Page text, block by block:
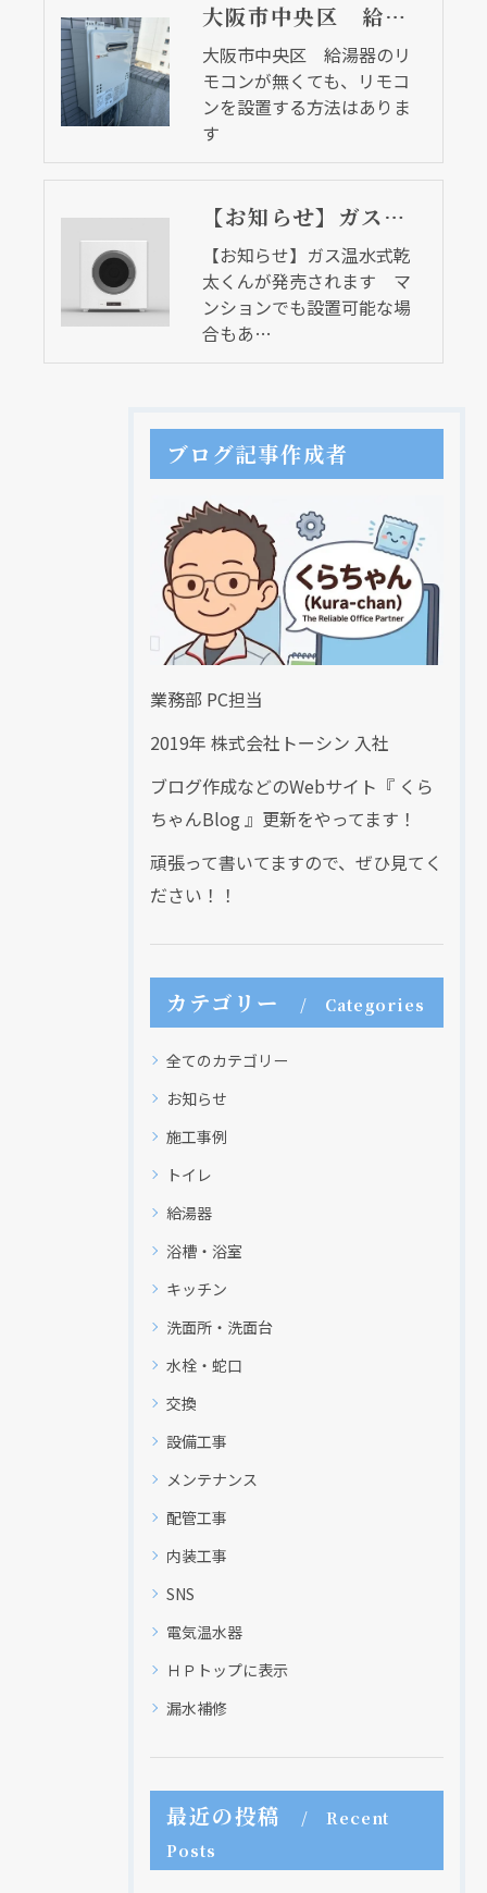
大阪市中央区 給湯器のリモコンが無くても、リモコンを設置する方法はあります
大阪市中央区 給湯器のリ
モコンが無くても、リモコ
ンを設置する方法はありま
す
【お知らせ】ガス温水式乾太くんが発売されます マンションでも設置可能な場合もあります
【お知らせ】ガス温水式乾
太くんが発売されます マ
ンションでも設置可能な場
合もあ…
ブログ記事作成者
業務部 PC担当
2019年 株式会社トーシン 入社
ブログ作成などのWebサイト『 くら
ちゃんBlog 』更新をやってます！
頑張って書いてますので、ぜひ見てく
ださい！！
カテゴリー Categories
全てのカテゴリー
お知らせ
施工事例
トイレ
給湯器
浴槽・浴室
キッチン
洗面所・洗面台
水栓・蛇口
交換
設備工事
メンテナンス
配管工事
内装工事
SNS
電気温水器
ＨＰトップに表示
漏水補修
最近の投稿
Recent
Posts